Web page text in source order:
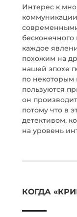
Интерес к
бесконечного
каждое
похожим на
нашей эпохе
по некоторым
пользуются
он
потому что в
детективом,
на уровень
КОГДА